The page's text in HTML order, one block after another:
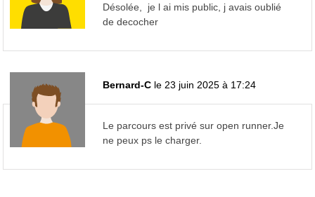
Désolée, je l ai mis public, j avais oublié
de decocher
Bernard-C le 23 juin 2025 à 17:24
Le parcours est privé sur open runner.Je
ne peux ps le charger.